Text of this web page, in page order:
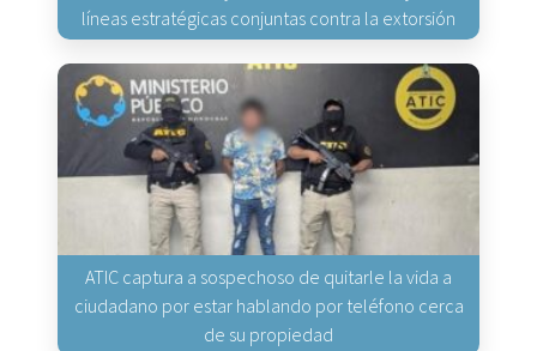
líneas estratégicas conjuntas contra la extorsión
ATIC captura a sospechoso de quitarle la vida a
ciudadano por estar hablando por teléfono cerca
de su propiedad